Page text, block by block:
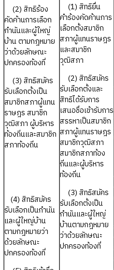
(2) สิทธิร้อง
คัดค้านการเลือก
กำนันและผู้ใหญ่
บ้าน ตามกฎหมาย
ว่าด้วยลักษณะ
ปกครองท้องที่
(3) สิทธิสมัคร
รับเลือกตั้งเป็น
สมาชิกสภาผู้แทน
ราษฎร สมาชิก
วุฒิสภา ผู้บริหาร
ท้องถิ่นและสมาชิก
สภาท้องถิ่น
(4) สิทธิสมัคร
รับเลือกเป็นกำนัน
และผู้ใหญ่บ้าน
ตามกฎหมายว่า
ด้วยลักษณะ
ปกครองท้องที่
(1) สิทธิยื่น
คำร้องคัดค้านการ
เลือกตั้งสมาชิก
สภาผู้แทนราษฎร
และสมาชิก
วุฒิสภา
(2) สิทธิสมัคร
รับเลือกตั้งและ
สิทธิได้รับการ
เสนอชื่อเข้ารับการ
สรรหาเป็นสมาชิก
สภาผู้แทนราษฎร
สมาชิกวุฒิสภา
สมาชิกสภาท้อง
ถิ่นและผู้บริหาร
ท้องถิ่น
(3) สิทธิสมัคร
รับเลือกตั้งเป็น
กำนันและผู้ใหญ่
บ้านตามกฎหมาย
ว่าด้วยลักษณะ
ปกครองท้องที่